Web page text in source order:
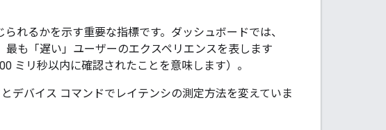
れるかを示す重要な指標です。ダッシュボードでは、
最も「遅い」ユーザーのエクスペリエンスを表します
ミリ秒以内に確認されたことを意味します）。
デバイス コマンドでレイテンシの測定方法を変えていま